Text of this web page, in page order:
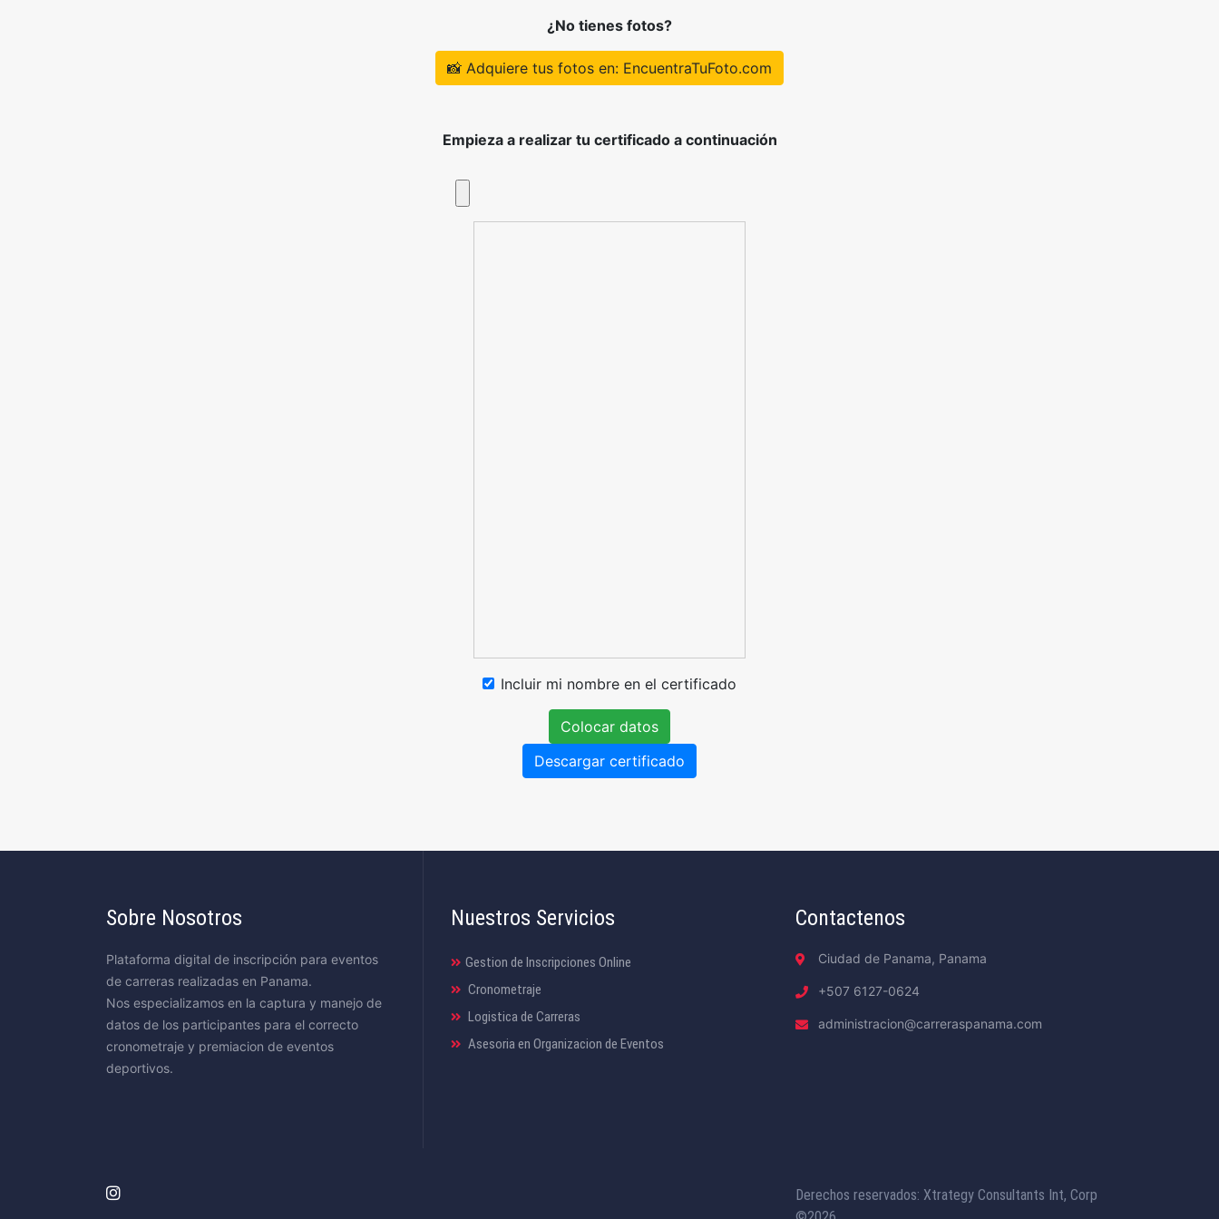
¿No tienes fotos?
📸 Adquiere tus fotos en: EncuentraTuFoto.com
Empieza a realizar tu certificado a continuación
Incluir mi nombre en el certificado
Colocar datos
Descargar certificado
Sobre Nosotros
Plataforma digital de inscripción para eventos
de carreras realizadas en Panama.
Nos especializamos en la captura y manejo de
datos de los participantes para el correcto
cronometraje y premiacion de eventos
deportivos.
Nuestros Servicios
Gestion de Inscripciones Online
Cronometraje
Logistica de Carreras
Asesoria en Organizacion de Eventos
Contactenos
Ciudad de Panama, Panama
+507 6127-0624
administracion@carreraspanama.com
Derechos reservados: Xtrategy Consultants Int, Corp